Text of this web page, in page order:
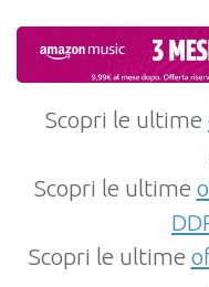
Scopri le ultime
Scopri le ultime
Scopri le ultime